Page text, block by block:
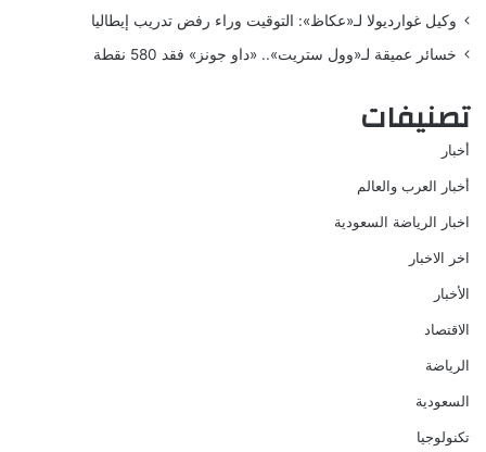
وكيل غوارديولا لـ«عكاظ»: التوقيت وراء رفض تدريب إيطاليا
خسائر عميقة لـ«وول ستريت».. «داو جونز» فقد 580 نقطة
تصنيفات
أخبار
أخبار العرب والعالم
اخبار الرياضة السعودية
اخر الاخبار
الأخبار
الاقتصاد
الرياضة
السعودية
تكنولوجيا